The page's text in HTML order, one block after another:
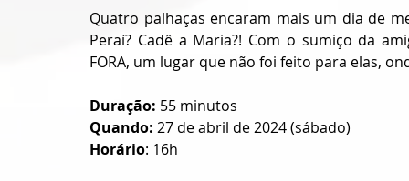
Quatro palhaças encaram mais um dia de
Peraí? Cadê a Maria?! Com o sumiço da
FORA, um lugar que não foi feito para elas,
Duração: 55 minutos
Quando: 27 de abril de 2024 (sábado)
Horário: 16h